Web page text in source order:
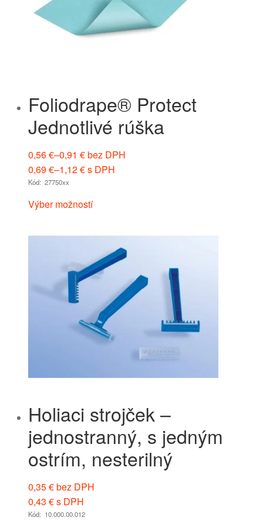
Foliodrape® Protect
Jednotlivé rúška
0,56€–0,91 €bez DPH
0,69€–1,12€s DPH
Kód: 27750xx
Výber možností
Holiaci strojček –
jednostranný, s jedným
ostrím, nesterilný
0,35€bez DPH
0,43 €s DPH
Kód: 10.000.00.012